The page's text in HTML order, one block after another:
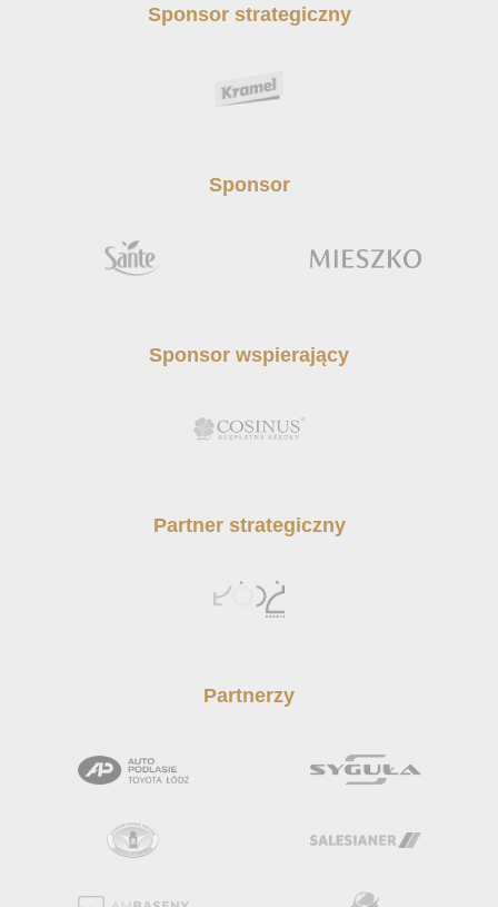
Sponsor strategiczny
Sponsor
Sponsor wspierający
Partner strategiczny
Partnerzy